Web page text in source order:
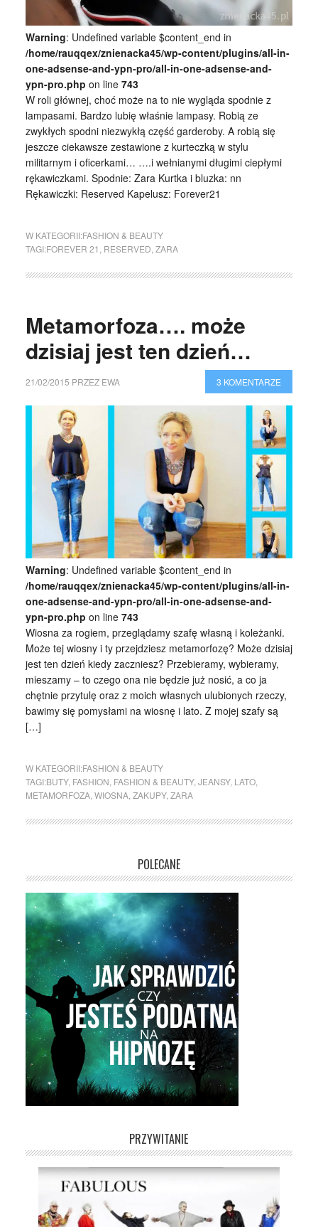
Warning: Undefined variable $content_end in
/home/rauqqex/znienacka45/wp-content/plugins/all-in-
one-adsense-and-ypn-pro/all-in-one-adsense-and-
ypn-pro.php on line 743
W roli głównej, choć może na to nie wygląda spodnie z
lampasami. Bardzo lubię właśnie lampasy. Robią ze
zwykłych spodni niezwykłą część garderoby. A robią się
jeszcze ciekawsze zestawione z kurteczką w stylu
militarnym i oficerkami… ….i wełnianymi długimi ciepłymi
rękawiczkami. Spodnie: Zara Kurtka i bluzka: nn
Rękawiczki: Reserved Kapelusz: Forever21
W KATEGORII:FASHION & BEAUTY
TAGI:FOREVER 21 RESERVED ZARA
Metamorfoza…. może
dzisiaj jest ten dzień…
21/02/2015 PRZEZ EWA 3 KOMENTARZE
Warning: Undefined variable $content_end in
/home/rauqqex/znienacka45/wp-content/plugins/all-in-
one-adsense-and-ypn-pro/all-in-one-adsense-and-
ypn-pro.php on line 743
Wiosna za rogiem, przeglądamy szafę własną i koleżanki.
Może tej wiosny i ty przejdziesz metamorfozę? Może dzisiaj
jest ten dzień kiedy zaczniesz? Przebieramy, wybieramy,
mieszamy – to czego ona nie będzie już nosić, a co ja
chętnie przytulę oraz z moich własnych ulubionych rzeczy,
bawimy się pomysłami na wiosnę i lato. Z mojej szafy są
[…]
W KATEGORII:FASHION & BEAUTY
TAGI:BUTY, FASHION FASHION & BEAUTY, JEANSY, LATO,
METAMORFOZA, WIOSNA, ZAKUPY, ZARA
POLECANE
PRZYWITANIE